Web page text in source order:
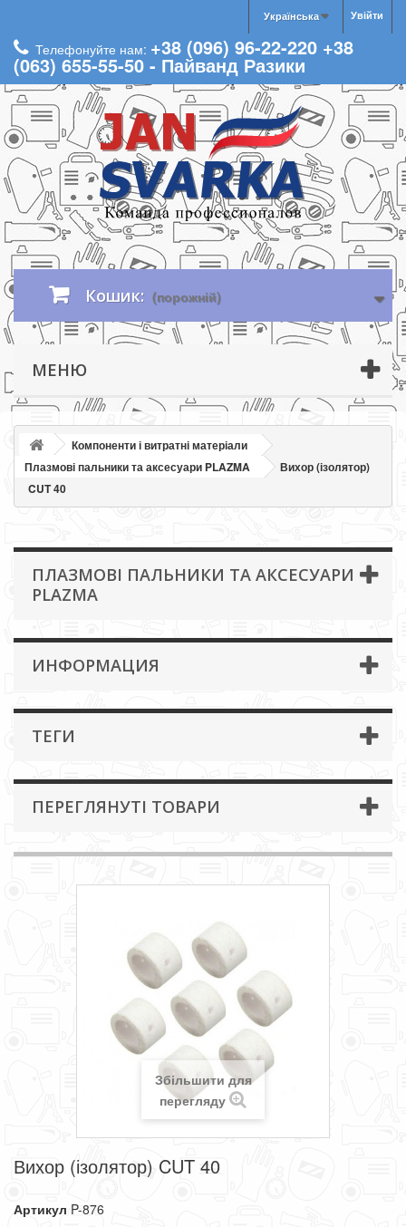
Увійти
Українська
Телефонуйте нам: +38 (096) 96-22-220 +38
(063) 655-55-50 - Пайванд Разики
Кошик: (порожній)
МЕНЮ
Компоненти і витратні матеріали
Плазмові пальники та аксесуари PLAZMA
Вихор (ізолятор)
CUT 40
ПЛАЗМОВІ ПАЛЬНИКИ ТА АКСЕСУАРИ
PLAZMA
ИНФОРМАЦИЯ
ТЕГИ
ПЕРЕГЛЯНУТІ ТОВАРИ
Збільшити для
перегляду
Вихор (ізолятор) CUT 40
Артикул P-876